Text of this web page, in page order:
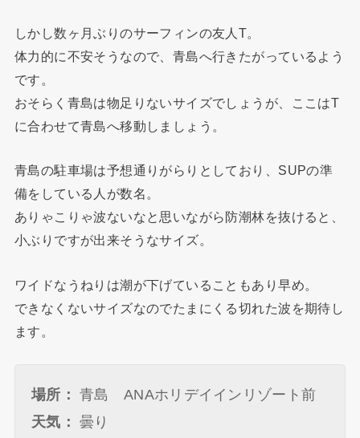
しかし数ヶ月ぶりのサーフィンの友人T。
体力的に不安そうなので、青島へ行きたがっているよう
です。
おそらく青島は物足りないサイズでしょうが、ここはT
に合わせて青島へ移動しましょう。
青島の駐車場は予想通りがらりとしており、SUPの準
備をしている人が数名。
ありゃこりゃ波ないなと思いながら防潮林を抜けると、
小ぶりですが出来そうなサイズ。
ワイドなうねりは潮が下げていることもあり早め。
できなくないサイズなのでたまにくる切れた波を期待し
ます。
場所： 青島 ANAホリデイインリゾート前
天気： 曇り